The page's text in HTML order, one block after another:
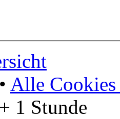
• Alle Cookies
1 Stunde